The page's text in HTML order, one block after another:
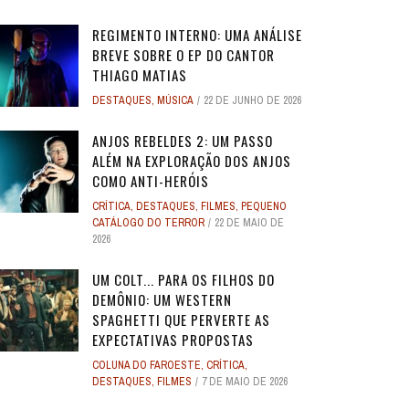
SUPERMAN
17 DE JULHO DE 2025
ANJOS REBELDES: UM EXPERIMENTO
SINGULAR DO CINEMA DE HORROR
DOS ANOS 1990, ...
28 DE ABRIL DE 2026 3
ANJOS REBELDES: UM EXPERIMENTO
SINGULAR DO CINEMA DE HORROR
DOS ANOS 1990, ...
28 DE ABRIL DE 2026 3
VERÃO PASSADO: UMA SÉRIE JUVENIL
...
4 DE JULHO DE 2025 32
MENINO LOBO
31 DE AGOSTO DE 2016
REGIMENTO INTERNO: UMA ANÁLISE
BREVE SOBRE O EP DO CANTOR
THIAGO MATIAS
DESTAQUES, MÚSICA 22 DE JUNHO DE 2026
ANJOS REBELDES 2: UM PASSO
ALÉM NA EXPLORAÇÃO DOS ANJOS
COMO ANTI-HERÓIS
CRÍTICA, DESTAQUES, FILMES, PEQUENO
CATÁLOGO DO TERROR
22 DE MAIO DE
2026
UM COLT... PARA OS FILHOS DO
DEMÔNIO: UM WESTERN
SPAGHETTI QUE PERVERTE AS
EXPECTATIVAS PROPOSTAS
COLUNA DO FAROESTE, CRÍTICA,
DESTAQUES, FILMES 7 DE MAIO DE 2026